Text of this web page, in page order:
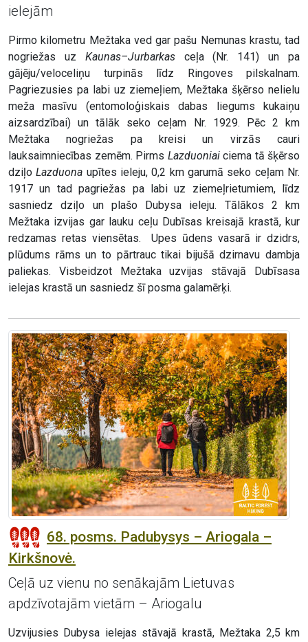
ielejām
Pirmo kilometru Mežtaka ved gar pašu Nemunas krastu, tad
nogriežas uz Kaunas–Jurbarkasceļa (Nr. 141) un pa
gājēju/veloceliņu turpinās līdz Ringoves pilskalnam.
Pagriezusies pa labi uz ziemeļiem, Mežtaka šķērso nelielu
meža masīvu (entomoloģiskais dabas liegums kukaiņu
aizsardzībai) un tālāk seko ceļam Nr. 1929. Pēc 2 km
Mežtaka nogriežas pa kreisi un virzās cauri
lauksaimniecības zemēm. Pirms Lazduoniaiciema tā šķērso
dziļoLazduona upītes ieleju, 0,2 km garumā seko ceļam Nr.
1917 un tad pagriežas pa labi uz ziemeļrietumiem, līdz
sasniedz dziļo un plašo Dubysa ieleju. Tālākos 2 km
Mežtaka izvijas gar lauku ceļu Dubīsas kreisajā krastā, kur
redzamas retas viensētas. Upes ūdens vasarā ir dzidrs,
plūdums rāms un to pārtrauc tikai bijušā dzirnavu dambja
paliekas. Visbeidzot Mežtaka uzvijas stāvajā Dubīsasa
ielejas krastā un sasniedz šī posma galamērķi.
68. posms. Padubysys – Ariogala –
Kirkšnovė.
Ceļā uz vienu no senākajām Lietuvas
apdzīvotajām vietām – Ariogalu
Uzvijusies Dubysa ielejas stāvajā krastā, Mežtaka 2,5 km